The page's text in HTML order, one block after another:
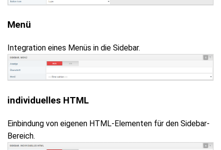
Menü
Integration eines Menüs in die Sidebar.
individuelles HTML
Einbindung von eigenen HTML-Elementen für den Sidebar-
Bereich.